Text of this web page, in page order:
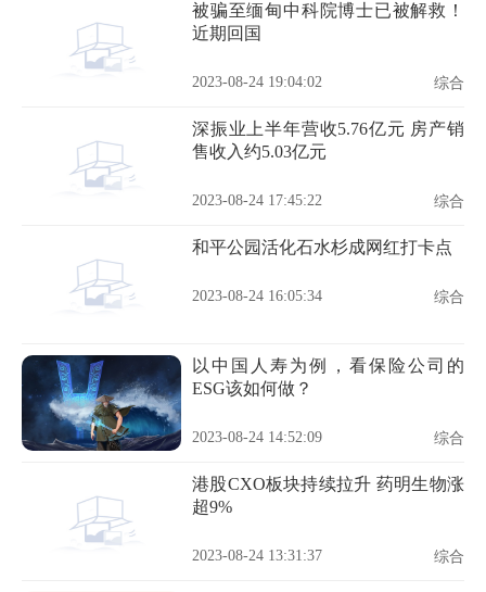
被骗至缅甸中科院博士已被解救！
近期回国
2023-08-24 19:04:02 综合
深振业上半年营收5.76亿元 房产销
售收入约5.03亿元
2023-08-24 17:45:22 综合
和平公园活化石水杉成网红打卡点
2023-08-24 16:05:34 综合
以中国人寿为例，看保险公司的
ESG该如何做？
2023-08-24 14:52:09 综合
港股CXO板块持续拉升 药明生物涨
超9%
2023-08-24 13:31:37 综合